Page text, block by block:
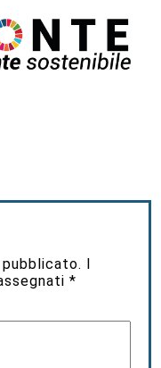
pubblicato.
*